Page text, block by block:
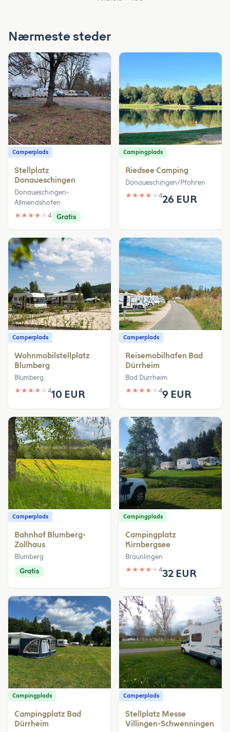
Nærmeste steder
Camperplads
Stellplatz
Donaueschingen
Donaueschingen-
Allmendshofen
★ ★ ★ ★ ★ 4 Gratis
Campingplads
Riedsee Camping
Donaueschingen/Pfohren
★ ★ ★ ★ ★ 426 EUR
Camperplads
Wohnmobilstellplatz
Blumberg
Blumberg
★ ★ ★ ★ ★ 410 EUR
Camperplads
Reisemobilhafen Bad
Dürrheim
Bad Dürrheim
★ ★ ★ ★ ★ 49 EUR
Camperplads
Bahnhof Blumberg-
Zollhaus
Blumberg
Gratis
Campingplads
Campingplatz
Kirnbergsee
Bräunlingen
★ ★ ★ ★ ★ 432 EUR
Campingplads
Campingplatz Bad
Dürrheim
Camperplads
Stellplatz Messe
Villingen-Schwenningen